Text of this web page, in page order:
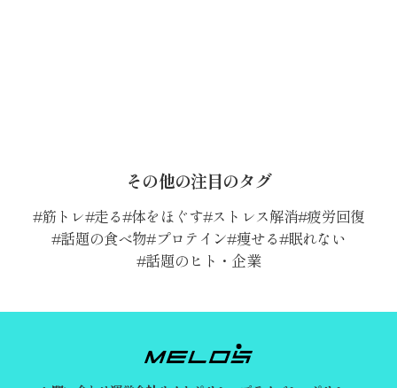
その他の注目のタグ
筋トレ 走る 体をほぐす ストレス解消 疲労回復
話題の食べ物 プロテイン 痩せる 眠れない
話題のヒト・企業